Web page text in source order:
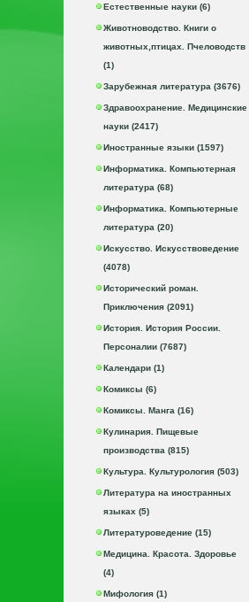
Естественные науки (6)
Животноводство. Книги о
животных,птицах. Пчеловодств
(1)
Зарубежная литература (3676)
Здравоохранение. Медицинские
науки (2417)
Иностранные языки (1597)
Информатика. Компьютерная
литература (68)
Информатика. Компьютерные
литература (20)
Искусство. Искусствоведение
(4078)
Исторический роман.
Приключения (2091)
История. История России.
Персоналии (7687)
Календари (1)
Комиксы (6)
Комиксы. Манга (16)
Кулинария. Пищевые
производства (815)
Культура. Культурология (503)
Литература на иностранных
языках (5)
Литературоведение (15)
Медицина. Красота. Здоровье
(4)
Мифология (1)